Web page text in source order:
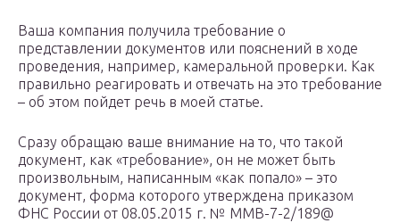
Ваша компания получила требование о
представлении документов или пояснений в ходе
проведения, например, камеральной проверки. Как
правильно реагировать и отвечать на это требование
– об этом пойдет речь в моей статье.
Сразу обращаю ваше внимание на то, что такой
документ, как «требование», он не может быть
произвольным, написанным «как попало» – это
документ, форма которого утверждена приказом
ФНС России от 08.05.2015 г. № ММВ-7-2/189@